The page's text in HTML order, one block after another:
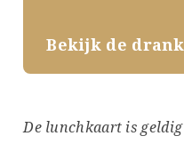
Bekijk de
De lunchkaart is